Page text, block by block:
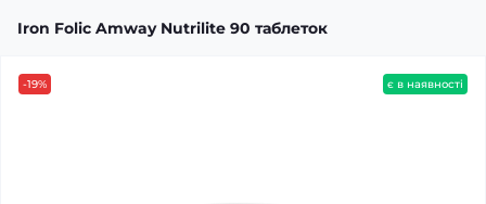
Iron Folic Amway Nutrilite 90 таблеток
-19% є в наявності